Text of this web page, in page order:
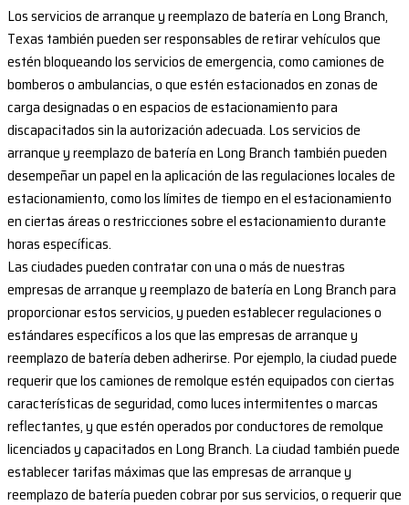
Los servicios de arranque y reemplazo de batería en Long Branch,
Texas también pueden ser responsables de retirar vehículos que
estén bloqueando los servicios de emergencia, como camiones de
bomberos o ambulancias, o que estén estacionados en zonas de
carga designadas o en espacios de estacionamiento para
discapacitados sin la autorización adecuada. Los servicios de
arranque y reemplazo de batería en Long Branch también pueden
desempeñar un papel en la aplicación de las regulaciones locales de
estacionamiento, como los límites de tiempo en el estacionamiento
en ciertas áreas o restricciones sobre el estacionamiento durante
horas específicas.
Las ciudades pueden contratar con una o más de nuestras
empresas de arranque y reemplazo de batería en Long Branch para
proporcionar estos servicios, y pueden establecer regulaciones o
estándares específicos a los que las empresas de arranque y
reemplazo de batería deben adherirse. Por ejemplo, la ciudad puede
requerir que los camiones de remolque estén equipados con ciertas
características de seguridad, como luces intermitentes o marcas
reflectantes, y que estén operados por conductores de remolque
licenciados y capacitados en Long Branch. La ciudad también puede
establecer tarifas máximas que las empresas de arranque y
reemplazo de batería pueden cobrar por sus servicios, o requerir que